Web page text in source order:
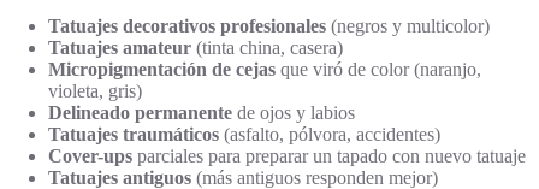
Tatuajes decorativos profesionales (negros y multicolor)
Tatuajes amateur (tinta china, casera)
Micropigmentación de cejas que viró de color (naranjo,
violeta, gris)
Delineado permanente de ojos y labios
Tatuajes traumáticos (asfalto, pólvora, accidentes)
Cover-ups parciales para preparar un tapado con nuevo tatuaje
Tatuajes antiguos (más antiguos responden mejor)